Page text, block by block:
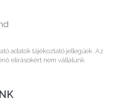
adatok tájékoztató jellegűek. Az
elírásokért nem vállalunk